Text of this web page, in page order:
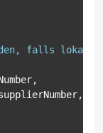
falls lokal
,
,